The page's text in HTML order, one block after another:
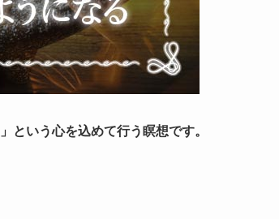
」という心を込めて行う瞑想です。